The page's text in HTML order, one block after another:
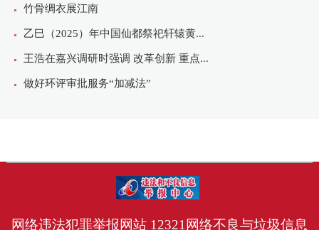
网络违法犯罪举报网站 12321网络不良与垃圾信息